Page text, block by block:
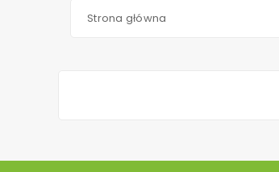
Strona główna